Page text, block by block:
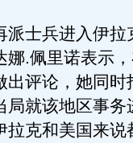
士兵进入伊拉
.佩里诺表示
评论，她同时
就该地区事务
拉克和美国来说